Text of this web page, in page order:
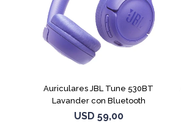
Auriculares JBL Tune 530BT
Lavander con Bluetooth
USD 59,00